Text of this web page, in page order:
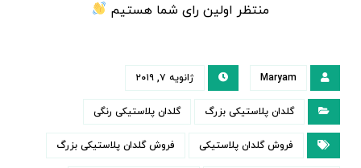
منتظر اولین رای شما هستیم
Maryam ژانویه ۷, ۲۰۱۹
گلدان پلاستیکی بزرگ گلدان پلاستیکی رنگی
فروش گلدان پلاستیکی فروش گلدان پلاستیکی بزرگ